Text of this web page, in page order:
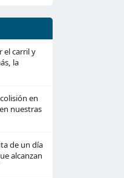
el carril y
la
en
nuestras
de un día
alcanzan